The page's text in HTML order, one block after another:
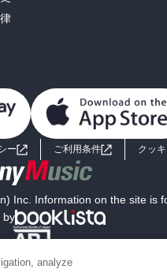
ー ご利用条件 クッ
Inc. Information on the site is
by
analyze